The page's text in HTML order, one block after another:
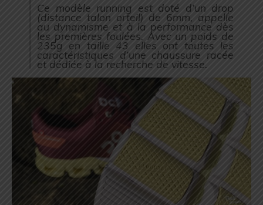
Ce modèle running est doté d’un drop
(distance talon orteil) de 6mm, appelle
au dynamisme et à la performance dès
les premières foulées. Avec un poids de
235g en taille 43 elles ont toutes les
caractéristiques d’une chaussure racée
et dédiée à la recherche de vitesse.